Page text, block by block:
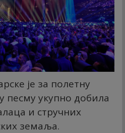
је за полетну
песму укупно добила
и стручних
земаља.